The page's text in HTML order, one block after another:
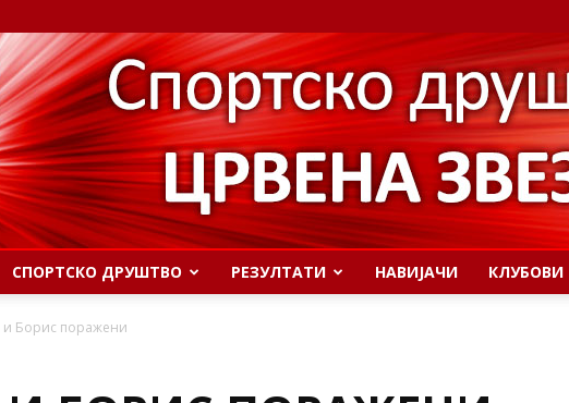
СПОРТСКО ДРУШТВО РЕЗУЛТАТИ НАВИЈАЧИ КЛУБОВИ
и Борис поражени